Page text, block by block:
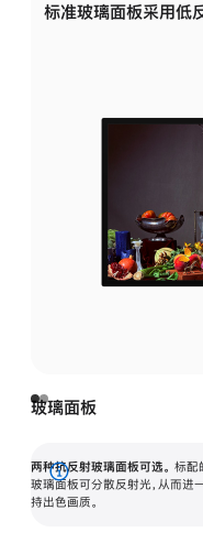
标准玻璃面板采用低
玻璃面板
两种抗反射玻璃面板可选。 标配
玻璃面板可分散反射光，从而进
持出色画质。
展
开